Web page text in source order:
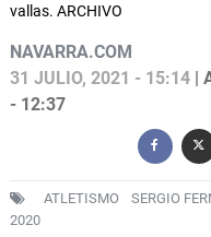
vallas. ARCHIVO
NAVARRA.COM
31 JULIO, 2021 - 15:14 |
- 12:37
ATLETISMO SERGIO
2020